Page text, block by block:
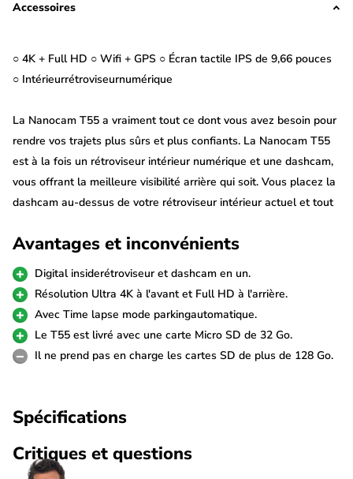
Accessoires
○ 4K + Full HD ○ Wifi + GPS ○ Écran tactile IPS de 9,66 pouces
○ Intérieurrétroviseurnumérique
La Nanocam T55 a vraiment tout ce dont vous avez besoin pour
rendre vos trajets plus sûrs et plus confiants. La Nanocam T55
est à la fois un rétroviseur intérieur numérique et une dashcam,
vous offrant la meilleure visibilité arrière qui soit. Vous placez la
dashcam au-dessus de votre rétroviseur intérieur actuel et tout
fait office de rétroviseur. La T55 est également l'une des
premières dashcam à rétroviseur offrant à la fois une résolution
4K, le WiFi et le GPS.
Conception à miroir intégral
La meilleure chose à propos de cette Nanocam T55 est peut-
vous donne une visibilité complète derrière la voiture. En
visibilité arrière, comme les camping-cars ou les camionnettes,
Avantages et inconvénients
Digital insiderétroviseur et dashcam en un.
Résolution Ultra 4K à l'avant et Full HD à l'arrière.
Avec Time lapse mode parkingautomatique.
Le T55 est livré avec une carte Micro SD de 32 Go.
Il ne prend pas en charge les cartes SD de plus de 128 Go.
Spécifications
Critiques et questions